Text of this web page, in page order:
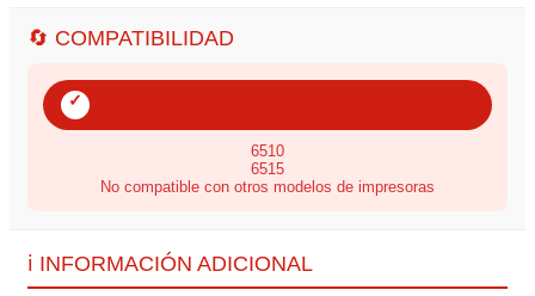
🔄 COMPATIBILIDAD
✓
6510
6515
No compatible con otros modelos de impresoras
ℹ️ INFORMACIÓN ADICIONAL